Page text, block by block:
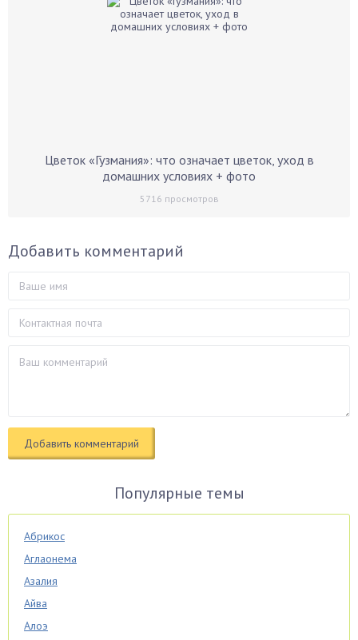
Цветок «Гузмания»: что означает цветок, уход в
домашних условиях + фото
5716 просмотров
Добавить комментарий
Популярные темы
Абрикос
Аглаонема
Азалия
Айва
Алоэ